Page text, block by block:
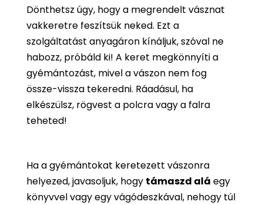
Dönthetsz úgy, hogy a megrendelt vásznat
vakkeretre feszítsük neked. Ezt a
szolgáltatást anyagáron kínáljuk, szóval ne
habozz, próbáld ki! A keret megkönnyíti a
gyémántozást, mivel a vászon nem fog
össze-vissza tekeredni. Ráadásul, ha
elkészülsz, rögvest a polcra vagy a falra
teheted!
Ha a gyémántokat keretezett vászonra
helyezed, javasoljuk, hogy támaszd alá egy
könyvvel vagy egy vágódeszkával, nehogy túl